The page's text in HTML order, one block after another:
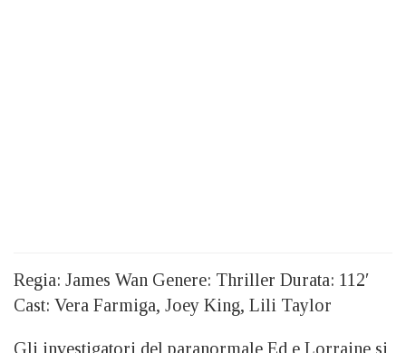
Regia: James Wan Genere: Thriller Durata: 112′
Cast: Vera Farmiga, Joey King, Lili Taylor
Gli investigatori del paranormale Ed e Lorraine si